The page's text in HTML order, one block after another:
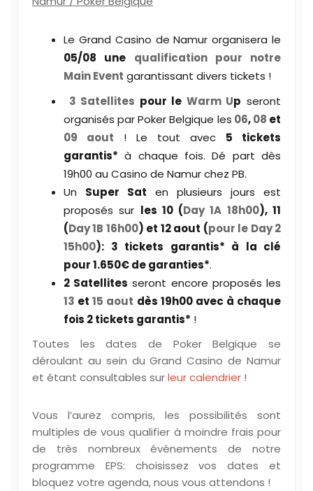
Le Grand Casino de Namur organisera le
05/08 une qualification pour notre
Main Event garantissant divers tickets !
3 Satellites pour le Warm Up seront
organisés par Poker Belgique les 06,08 et
09 aout ! Le tout avec 5 tickets
garantis* à chaque fois. Dé part dès
19h00 au Casino de Namur chez PB.
Un Super Sat en plusieurs jours est
proposés sur les 10 (Day 1A 18h00), 11
(Day 1B 16h00) et 12 aout (pour le Day 2
15h00): 3 tickets garantis* à la clé
pour 1.650€ de garanties*.
2 Satellites seront encore proposés les
13 et15 aout dès 19h00 avec à chaque
fois 2 tickets garantis* !
Toutes les dates de Poker Belgique se
déroulant au sein du Grand Casino de Namur
et étant consultables surleur calendrier !
Vous l’aurez compris, les possibilités sont
multiples de vous qualifier à moindre frais pour
de très nombreux événements de notre
programme EPS: choisissez vos dates et
bloquez votre agenda, nous vous attendons !